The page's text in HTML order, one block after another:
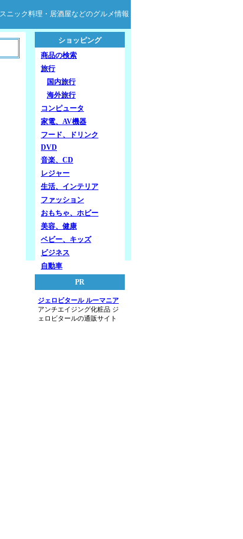
ニック料理・居酒屋などのグルメ情報
ショッピング
商品の検索
旅行
国内旅行
海外旅行
コンピュータ
家電、AV機器
フード、ドリンク
DVD
音楽、CD
レジャー
生活、インテリア
ファッション
おもちゃ、ホビー
美容、健康
ベビー、キッズ
ビジネス
自動車
PR
ジェロビタール ルーマニア
アンチエイジング化粧品 ジ
ェロビタールの通販サイト